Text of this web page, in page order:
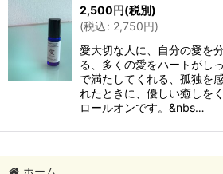
2,500円(税別)
(税込: 2,750円)
愛大切な人に、自分の愛を
る、多くの愛をハートがし
で満たしてくれる、孤独を
れたときに、優しい癒しを
ロールオンです。&nbs…
ホーム